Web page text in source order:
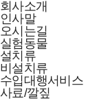
회사소개
인사말
오시는길
실험동물
설치류
비설치류
수입대행서비스
사료/깔짚